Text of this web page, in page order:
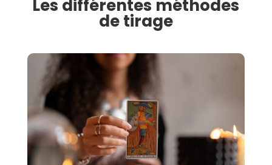
Les différentes méthodes
de tirage